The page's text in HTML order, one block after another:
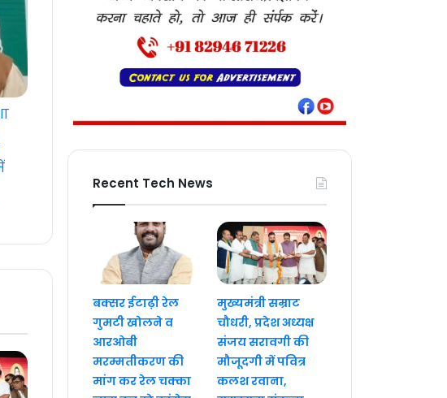
Recent Tech News
बक्सर ईटाढ़ी रेल
गुमटी खोलने व
आरओबी
मरम्मतीकरण की
मांग कर रेल चक्का
मुख्यमंत्री सम्राट
चौधरी, प्रदेश अध्यक्ष
संजय सरावगी की
मौजूदगी में पवित्र
कलश रवाना,